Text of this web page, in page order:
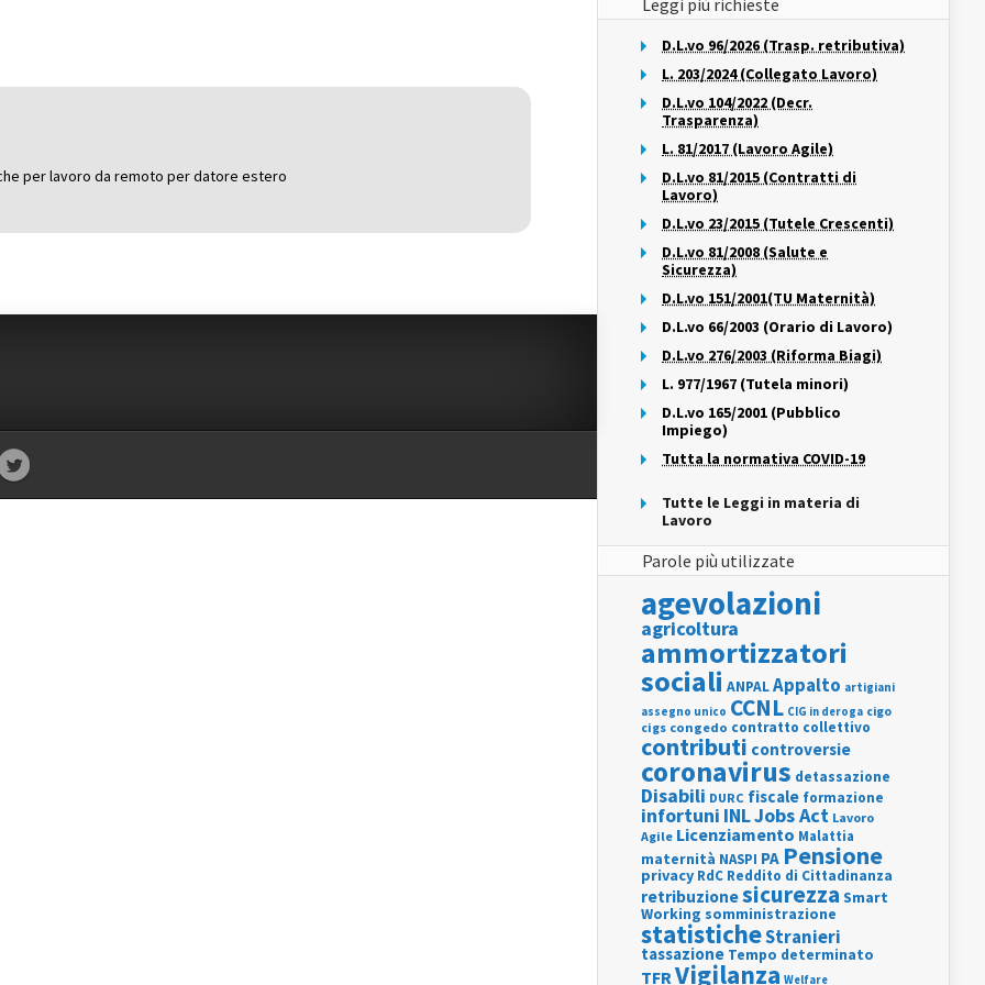
per lavoro da remoto per datore estero
Leggi più richieste
D.L.vo 96/2026 (Trasp. retributiva)
L. 203/2024 (Collegato Lavoro)
D.L.vo 104/2022 (Decr.
Trasparenza)
L. 81/2017 (Lavoro Agile)
D.L.vo 81/2015 (Contratti di
Lavoro)
D.L.vo 23/2015 (Tutele Crescenti)
D.L.vo 81/2008 (Salute e
Sicurezza)
D.L.vo 151/2001(TU Maternità)
D.L.vo 66/2003 (Orario di Lavoro)
D.L.vo 276/2003 (Riforma Biagi)
L. 977/1967 (Tutela minori)
D.L.vo 165/2001 (Pubblico
Impiego)
Tutta la normativa COVID-19
Tutte le Leggi in materia di
Lavoro
Parole più utilizzate
agevolazioni
agricoltura
ammortizzatori
sociali ANPALAppalto artigiani
assegno unico CCNL CIG in deroga cigo
cigs congedo contratto collettivo
contributi controversie
coronavirus detassazione
Disabili DURC fiscale formazione
infortuni INLJobs Act Lavoro
Agile Licenziamento Malattia
maternità NASPI PA Pensione
privacy RdC Reddito di Cittadinanza
retribuzionesicurezza Smart
Working somministrazione
statisticheStranieri
tassazione Tempo determinato
TFRVigilanza Welfare